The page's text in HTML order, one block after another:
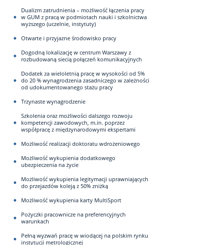
Dualizm zatrudnienia – możliwość łączenia pracy
w GUM z pracą w podmiotach nauki i szkolnictwa
wyższego (uczelnie, instytuty)
Otwarte i przyjazne środowisko pracy
Dogodną lokalizację w centrum Warszawy z
rozbudowaną siecią połączeń komunikacyjnych
Dodatek za wieloletnią pracę w wysokości od 5%
do 20 % wynagrodzenia zasadniczego w zależności
od udokumentowanego stażu pracy
Trzynaste wynagrodzenie
Szkolenia oraz możliwości dalszego rozwoju
kompetencji zawodowych, m.in. poprzez
współpracę z międzynarodowymi ekspertami
Możliwość realizacji doktoratu wdrożeniowego
Możliwość wykupienia dodatkowego
ubezpieczenia na życie
Możliwość wykupienia legitymacji uprawniających
do przejazdów koleją z 50% zniżką
Możliwość wykupienia karty MultiSport
Pożyczki pracownicze na preferencyjnych
warunkach
Pełną wyzwań pracę w wiodącej na polskim rynku
instytucji metrologicznej